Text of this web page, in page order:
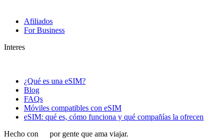
Afiliados
For Business
Interes
¿Qué es una eSIM?
Blog
FAQs
Móviles compatibles con eSIM
eSIM: qué es, cómo funciona y qué compañías la ofrecen
Hecho con
por gente que ama viajar.